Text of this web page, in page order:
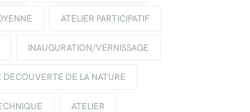
ATELIER PARTICIPATIF
INAUGURATION/VERNISSAGE
DÉCOUVERTE DE LA NATURE
ATELIER